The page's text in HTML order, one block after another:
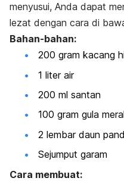
menyusui, Anda dapat
lezat dengan cara di
Bahan-bahan:
200 gram kacang
1 liter air
200 ml santan
100 gram gula
2 lembar daun
Sejumput garam
Cara membuat: